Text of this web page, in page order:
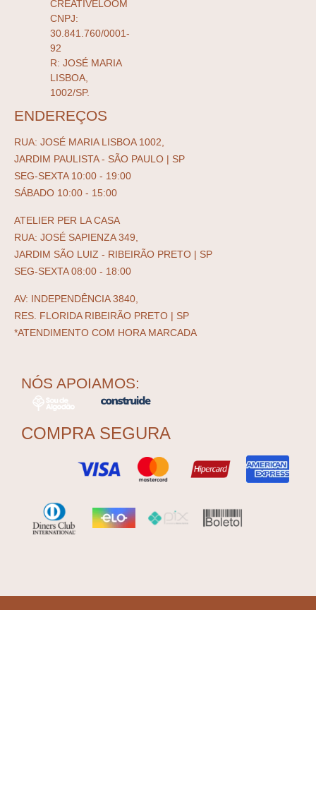
CREATIVELOOM
CNPJ:
30.841.760/0001-
92
R: JOSÉ MARIA
LISBOA,
1002/SP.
ENDEREÇOS
RUA: JOSÉ MARIA LISBOA 1002,
JARDIM PAULISTA - SÃO PAULO | SP
SEG-SEXTA 10:00 - 19:00
SÁBADO 10:00 - 15:00
ATELIER PER LA CASA
RUA: JOSÉ SAPIENZA 349,
JARDIM SÃO LUIZ - RIBEIRÃO PRETO | SP
SEG-SEXTA 08:00 - 18:00
AV: INDEPENDÊNCIA 3840,
RES. FLORIDA RIBEIRÃO PRETO | SP
*ATENDIMENTO COM HORA MARCADA
NÓS APOIAMOS:
COMPRA SEGURA